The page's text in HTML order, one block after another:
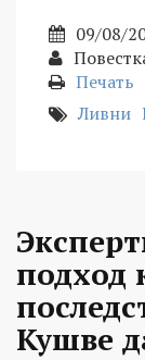
09/08/
Печать
Ливни
подход
Кушве